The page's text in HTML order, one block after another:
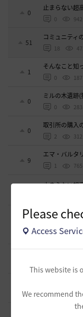
Please
Access
This website is
We recommend
0
止まらない超
0 942
51
コミュニティ
18
1
そんなこと知
0 187
0
ミルの木遺跡
0 283
0
取引所の購入
2 312
9
エマ・バルタ
1 765
止まらない超
【ギルド名声
（2026年ギ
0 861
波に乗って流
2 904
週間イベント